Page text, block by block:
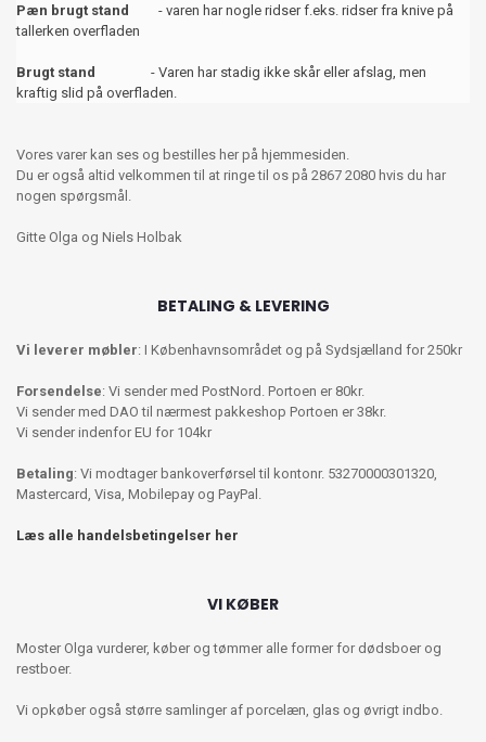
Pæn brugt stand
- varen har nogle ridser f.eks. ridser fra knive på
tallerken overfladen
Brugt stand
- Varen har stadig ikke skår eller afslag, men
kraftig slid på overfladen.
Vores varer kan ses og bestilles her på hjemmesiden.
Du er også altid velkommen til at ringe til os på 2867 2080 hvis du har
nogen spørgsmål.
Gitte Olga og Niels Holbak
BETALING & LEVERING
Vi leverer møbler: I Københavnsområdet og på Sydsjælland for 250kr
Forsendelse: Vi sender med PostNord. Portoen er 80kr.
Vi sender med DAO til nærmest pakkeshop Portoen er 38kr.
Vi sender indenfor EU for 104kr
Betaling: Vi modtager bankoverførsel til kontonr. 53270000301320,
Mastercard, Visa, Mobilepay og PayPal.
Læs alle handelsbetingelser her
VI KØBER
Moster Olga vurderer, køber og tømmer alle former for dødsboer og
restboer.
Vi opkøber også større samlinger af porcelæn, glas og øvrigt indbo.